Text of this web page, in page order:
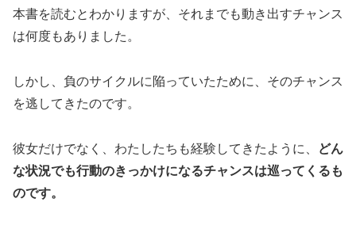
本書を読むとわかりますが、それまでも動き出すチャンス
は何度もありました。
しかし、負のサイクルに陥っていたために、そのチャンス
を逃してきたのです。
彼女だけでなく、わたしたちも経験してきたように、
どん
な状況でも行動のきっかけになるチャンスは巡ってくるも
のです。